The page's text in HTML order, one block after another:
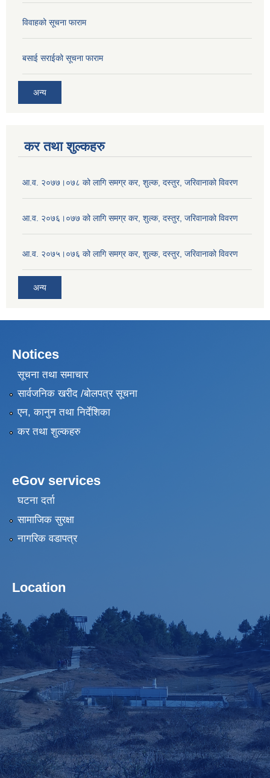
विवाहको सूचना फाराम
बसाई सराईको सूचना फाराम
अन्य
कर तथा शुल्कहरु
आ.व. २०७७।०७८ को लागि समग्र कर, शुल्क, दस्तुर, जरिवानाको विवरण
आ.व. २०७६।०७७ को लागि समग्र कर, शुल्क, दस्तुर, जरिवानाको विवरण
आ.व. २०७५।०७६ को लागि समग्र कर, शुल्क, दस्तुर, जरिवानाको विवरण
अन्य
Notices
सूचना तथा समाचार
सार्वजनिक खरीद /बोलपत्र सूचना
एन, कानुन तथा निर्देशिका
कर तथा शुल्कहरु
eGov services
घटना दर्ता
सामाजिक सुरक्षा
नागरिक वडापत्र
Location